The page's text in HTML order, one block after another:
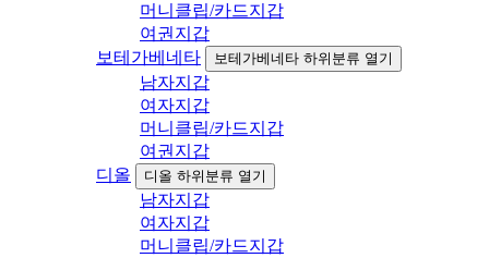
머니클립/카드지갑
여권지갑
보테가베네타
보테가베네타 하위분류 열기
남자지갑
여자지갑
머니클립/카드지갑
여권지갑
디올
디올 하위분류 열기
남자지갑
여자지갑
머니클립/카드지갑